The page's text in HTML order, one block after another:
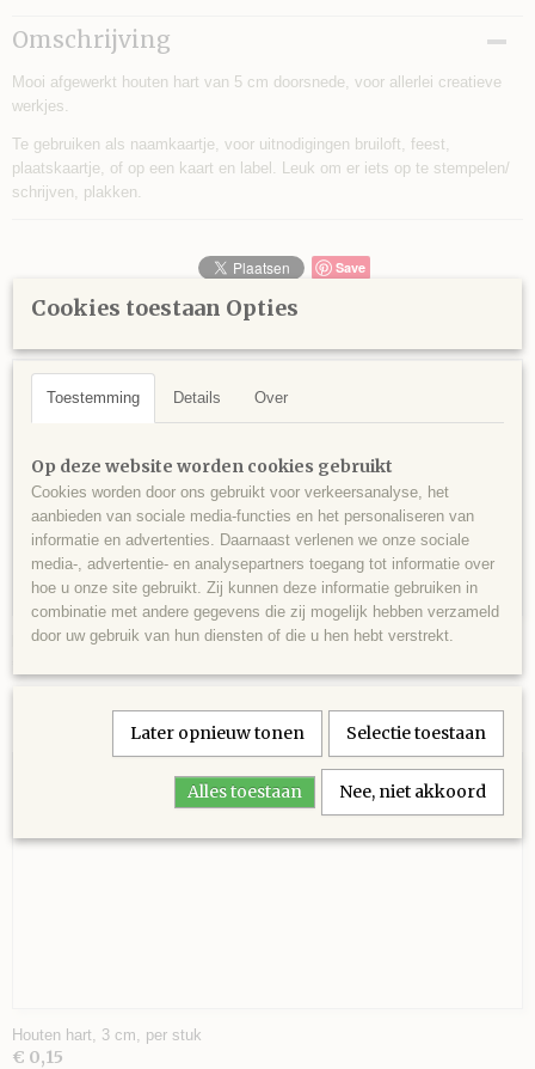
Bruto gewicht
0,01 Kg
Omschrijving
Mooi afgewerkt houten hart van 5 cm doorsnede, voor allerlei creatieve
werkjes.
Te gebruiken als naamkaartje, voor uitnodigingen bruiloft, feest,
plaatskaartje, of op een kaart en label. Leuk om er iets op te stempelen/
schrijven, plakken.
Save
houten hart, naturel hout, 4 cm, per stuk
Houten hart, 3 cm, per stuk
€ 0,15
Cookies toestaan Opties
Toestemming Details Over
Op deze website worden cookies gebruikt
Cookies worden door ons gebruikt voor verkeersanalyse, het
aanbieden van sociale media-functies en het personaliseren van
informatie en advertenties. Daarnaast verlenen we onze sociale
media-, advertentie- en analysepartners toegang tot informatie over
hoe u onze site gebruikt. Zij kunnen deze informatie gebruiken in
combinatie met andere gegevens die zij mogelijk hebben verzameld
door uw gebruik van hun diensten of die u hen hebt verstrekt.
Later opnieuw tonen Selectie toestaan
Alles toestaan Nee, niet akkoord